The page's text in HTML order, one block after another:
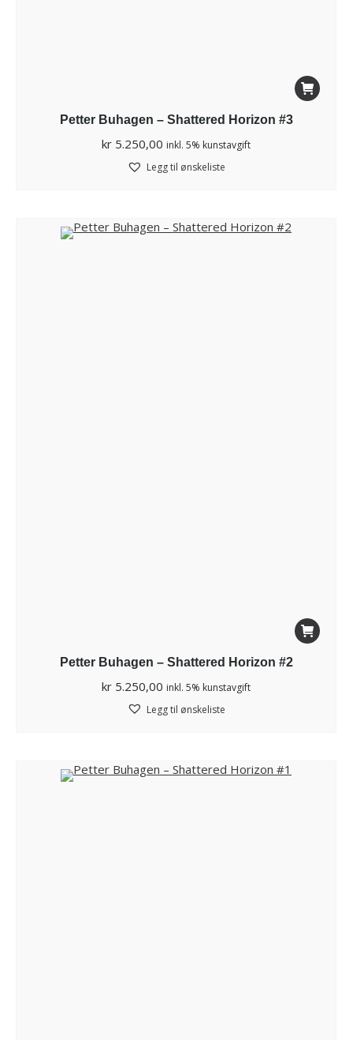
Petter Buhagen – Shattered Horizon #3
kr 5.250,00 inkl. 5% kunstavgift
Legg til ønskeliste
Petter Buhagen – Shattered Horizon #2
kr 5.250,00 inkl. 5% kunstavgift
Legg til ønskeliste